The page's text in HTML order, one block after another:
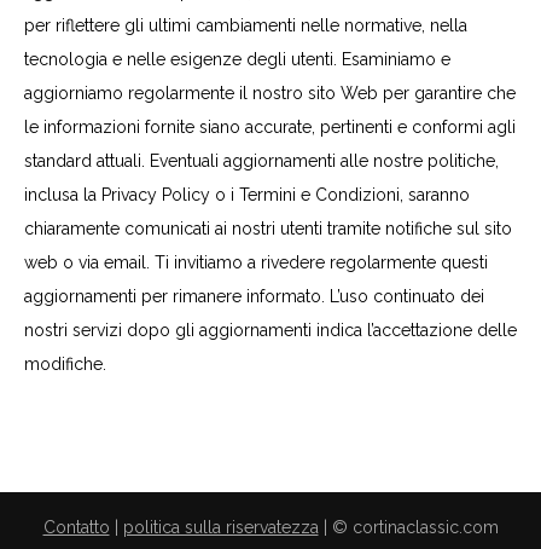
per riflettere gli ultimi cambiamenti nelle normative, nella
tecnologia e nelle esigenze degli utenti. Esaminiamo e
aggiorniamo regolarmente il nostro sito Web per garantire che
le informazioni fornite siano accurate, pertinenti e conformi agli
standard attuali. Eventuali aggiornamenti alle nostre politiche,
inclusa la Privacy Policy o i Termini e Condizioni, saranno
chiaramente comunicati ai nostri utenti tramite notifiche sul sito
web o via email. Ti invitiamo a rivedere regolarmente questi
aggiornamenti per rimanere informato. L’uso continuato dei
nostri servizi dopo gli aggiornamenti indica l’accettazione delle
modifiche.
Contatto politica sulla riservatezza | © cortinaclassic.com